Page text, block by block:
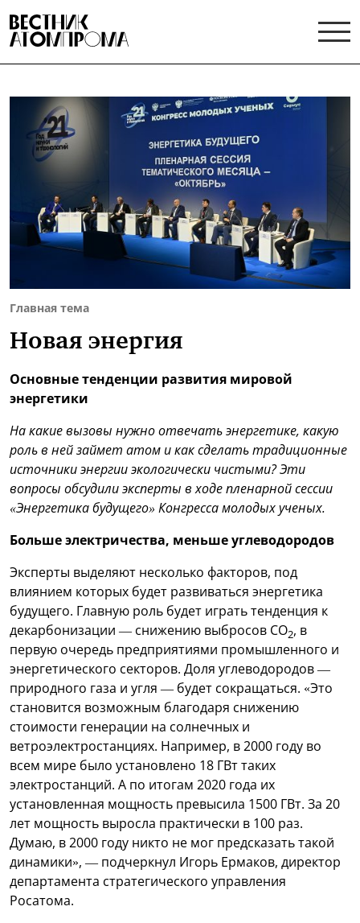
Главная тема
Новая энергия
Основные тенденции развития мировой
энергетики
На какие вызовы нужно отвечать энергетике, какую
роль в ней займет атом и как сделать традиционные
источники энергии экологически чистыми? Эти
вопросы обсудили эксперты в ходе пленарной сессии
«Энергетика будущего» Конгресса молодых ученых.
Больше электричества, меньше углеводородов
Эксперты выделяют несколько факторов, под
влиянием которых будет развиваться энергетика
будущего. Главную роль будет играть тенденция к
декарбонизации — снижению выбросов СО2, в
первую очередь предприятиями промышленного и
энергетического секторов. Доля углеводородов —
природного газа и угля — будет сокращаться. «Это
становится возможным благодаря снижению
стоимости генерации на солнечных и
ветроэлектростанциях. Например, в 2000 году во
всем мире было установлено 18 ГВт таких
электростанций. А по итогам 2020 года их
установленная мощность превысила 1500 ГВт. За 20
лет мощность выросла практически в 100 раз.
Думаю, в 2000 году никто не мог предсказать такой
динамики», — подчеркнул Игорь Ермаков, директор
департамента стратегического управления
Росатома.